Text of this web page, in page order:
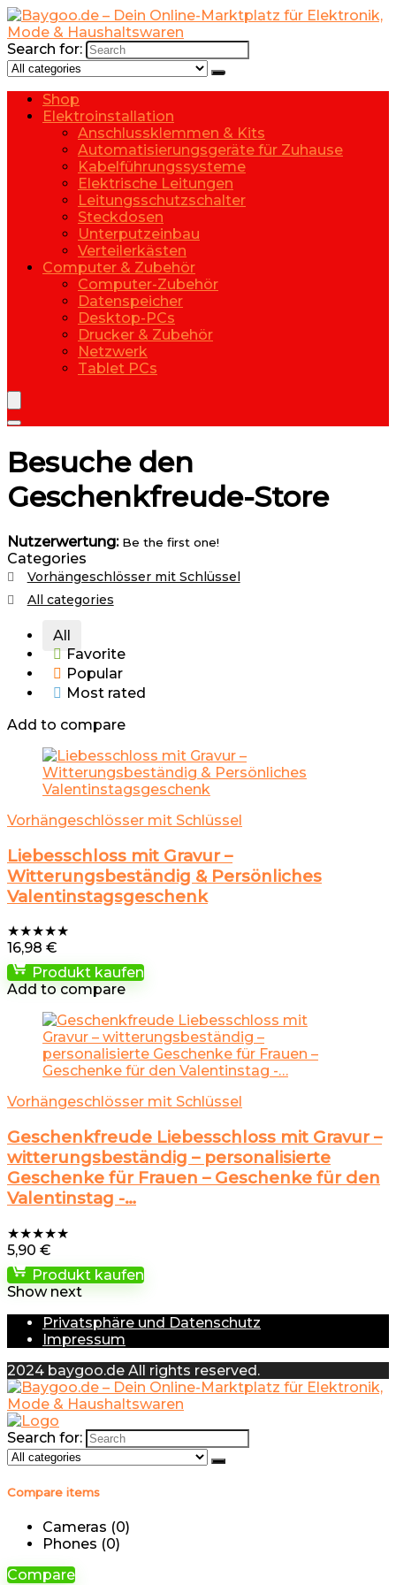
Search for:
Shop
Elektroinstallation
Anschlussklemmen & Kits
Automatisierungsgeräte für Zuhause
Kabelführungssysteme
Elektrische Leitungen
Leitungsschutzschalter
Steckdosen
Unterputzeinbau
Verteilerkästen
Computer & Zubehör
Computer-Zubehör
Datenspeicher
Desktop-PCs
Drucker & Zubehör
Netzwerk
Tablet PCs
Besuche den
Geschenkfreude-Store
Nutzerwertung: Be the first one!
Categories
Vorhängeschlösser mit Schlüssel
All categories
All
Favorite
Popular
Most rated
Add to compare
Vorhängeschlösser mit Schlüssel
Liebesschloss mit Gravur –
Witterungsbeständig & Persönliches
Valentinstagsgeschenk
★★★★★
16,98 €
Produkt kaufen
Add to compare
Vorhängeschlösser mit Schlüssel
Geschenkfreude Liebesschloss mit Gravur –
witterungsbeständig – personalisierte
Geschenke für Frauen – Geschenke für den
Valentinstag -…
★★★★★
5,90 €
Produkt kaufen
Show next
Privatsphäre und Datenschutz
Impressum
2024 baygoo.de All rights reserved.
Search for:
Compare items
Cameras (0)
Phones (0)
Compare